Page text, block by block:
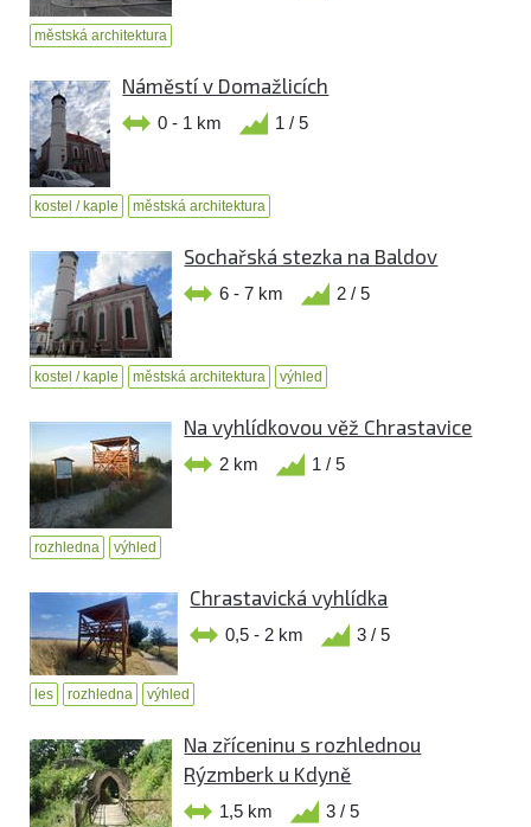
městská architektura
Náměstí v Domažlicích
0 - 1 km 1 / 5
kostel / kaple městská architektura
Sochařská stezka na Baldov
6 - 7 km 2 / 5
kostel / kaple městská architektura výhled
Na vyhlídkovou věž Chrastavice
2 km 1 / 5
rozhledna výhled
Chrastavická vyhlídka
0,5 - 2 km 3 / 5
les rozhledna výhled
Na zříceninu s rozhlednou
Rýzmberk u Kdyně
1,5 km 3 / 5